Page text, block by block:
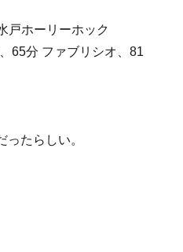
戸ホーリーホック
65分 ファブリシオ、81
ったらしい。